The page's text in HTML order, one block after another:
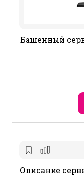
Башенный
Описание